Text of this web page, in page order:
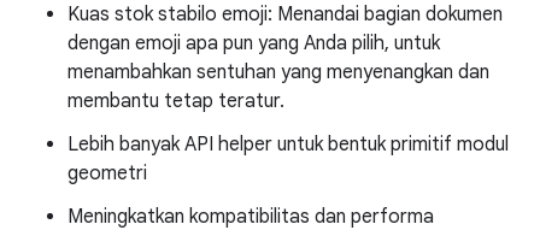
Kuas stok stabilo emoji: Menandai bagian dokumen
dengan emoji apa pun yang Anda pilih, untuk
menambahkan sentuhan yang menyenangkan dan
membantu tetap teratur.
Lebih banyak API helper untuk bentuk primitif modul
geometri
Meningkatkan kompatibilitas dan performa